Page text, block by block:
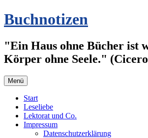
Zum
Inhalt
Buchnotizen
"Ein Haus ohne Bücher ist
Körper ohne Seele."
Menü
Start
Leseliebe
Lektorat und Co.
Impressum
Datenschutzerklärung